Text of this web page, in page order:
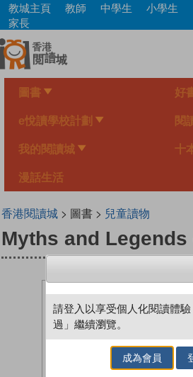
Skip
main
content
教城主頁 教師 中學生
小學生
家長
圖書 好
e悅讀學校計劃 閱
我的閱讀城 十
漫話生活
香港閱讀城> 圖書 > 兒童讀物
Myths and
請登入以享受個人化閱讀體
過」繼續瀏覽。
成為會員